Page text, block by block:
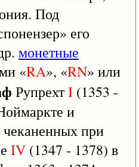
Под
его
монетные
«RA», «RN» или
РупрехтI (1353 -
и
при
IV (1347 - 1378) в